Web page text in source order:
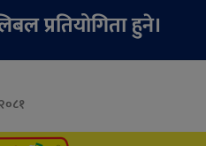
प्रतियोगिता हुने।